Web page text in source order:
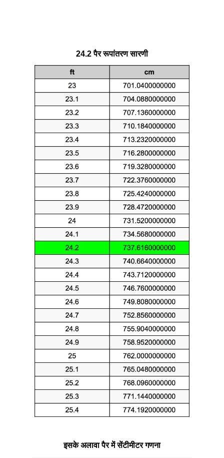
24.2 पैर रूपांतरण सारणी
इसके अलावा पैर में सेंटीमीटर गणना